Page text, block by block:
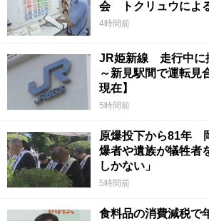
会 トクリュウによ
4時間前
JR姫新線 走行中に
～新見駅間で運転見
現在】
5時間前
原爆投下から81年
爆者や遺族が犠牲者
しかない」
5時間前
食料品の消費減税で